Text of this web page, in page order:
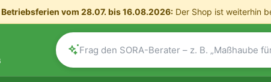
Betriebsferien vom 28.07. bis 16.08.2026:Der Shop ist weiterhin